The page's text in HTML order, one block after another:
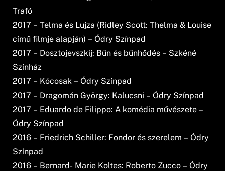
Trafó
2017 – Telma és Lujza (Ridley Scott: Thelma & Louise
című filmje alapján) – Ódry Színpad
2017 – Dosztojevszkij: Bűn és bűnhődés – Szkéné
Színház
2017 – Kócosak – Ódry Színpad
2017 – Dragomán György: Kalucsni – Ódry Színpad
2017 – Eduardo de Filippo: A komédia művészete –
Ódry Színpad
2016 – Friedrich Schiller: Fondor és szerelem – Ódry
Színpad
2016 – Bernard- Marie Koltes: Roberto Zucco – Ódry